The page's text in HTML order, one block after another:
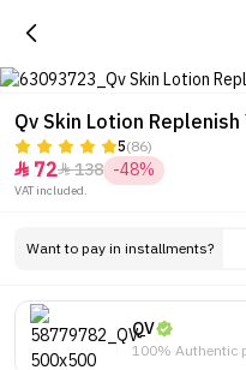
Qv Skin Lotion
5(86)
 72138 -48%
VAT included.
Want to pay in installments?
QV
100% Authentic